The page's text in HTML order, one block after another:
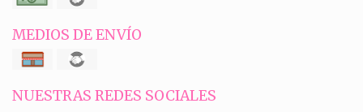
MEDIOS DE ENVÍO
NUESTRAS REDES SOCIALES